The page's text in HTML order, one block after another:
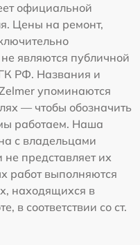
официальной
Цены на ремонт,
являются публичной
РФ. Названия и
упоминаются
— чтобы обозначить
работаем. Наша
с владельцами
представляет их
работ выполняются
находящихся в
в соответствии со ст.